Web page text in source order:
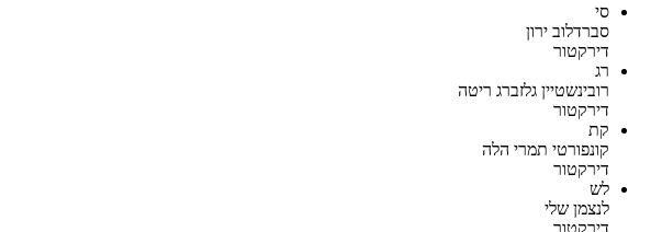
סי
סברדלוב ירון
דירקטור
רג
רובינשטיין גלזברג ריטה
דירקטור
קת
קונפורטי תמרי הלה
דירקטור
לש
לנצמן שלי
דירקטור